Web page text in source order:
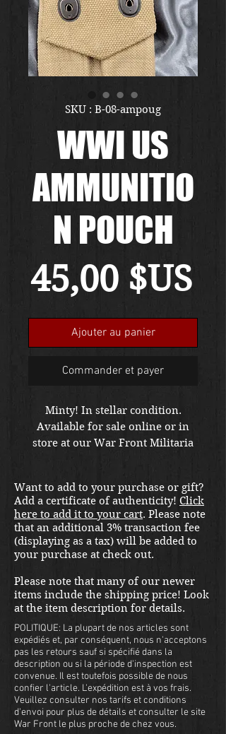
SKU : B-08-ampoug
WWI US
AMMUNITIO
N POUCH
45,00 $US
Ajouter au panier
Commander et payer
Minty! In stellar condition.
Available for sale online or in
store at our War Front Militaria
Want to add to your purchase or gift?
Add a certificate of authenticity! Click
here to add it to your cart. Please note
that an additional 3% transaction fee
(displaying as a tax) will be added to
your purchase at check out.
Please note that many of our newer
items include the shipping price! Look
at the item description for details.
POLITIQUE: La plupart de nos articles sont
expédiés et, par conséquent, nous n'acceptons
pas les retours sauf si spécifié dans la
description ou si la période d'inspection est
convenue. Il est toutefois possible de nous
confier l'article. L'expédition est à vos frais.
Veuillez consulter nos tarifs et conditions
d'envoi pour plus de détails et consulter le site
War Front le plus proche de chez vous.